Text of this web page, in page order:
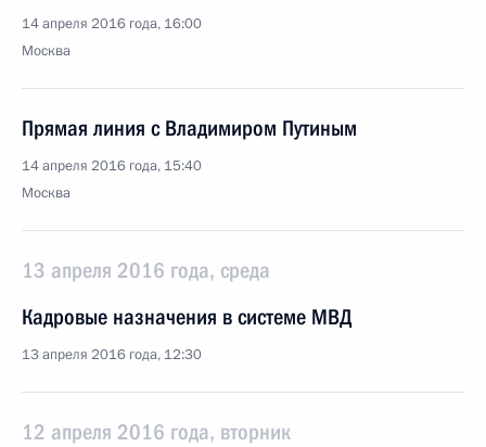
14 апреля 2016 года, 16:00
Москва
Прямая линия с Владимиром Путиным
14 апреля 2016 года, 15:40
Москва
13 апреля 2016 года, среда
Кадровые назначения в системе МВД
13 апреля 2016 года, 12:30
12 апреля 2016 года, вторник